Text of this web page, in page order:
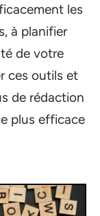
les
à planifier
de votre
ces outils et
de rédaction
plus efficace